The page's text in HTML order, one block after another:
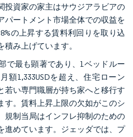
投資家の家主はサウジアラビアの
パートメント市場全体での収益を
の上昇する賃料利回りを取り込
み上げています。
で最も顕著であり、1ベッドルー
額1,333USDを超え、住宅ローン
若い専門職層が持ち家へと移行す
す。賃料上昇上限の欠如がこのシ
規制当局はインフレ抑制のための
進めています。ジェッダでは、プ